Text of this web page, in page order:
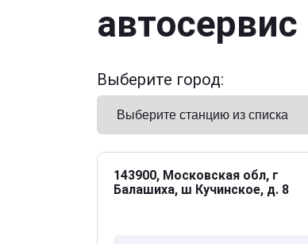
автосервис
Выберите город:
143900, Московская обл, г
Балашиха, ш Кучинское, д. 8